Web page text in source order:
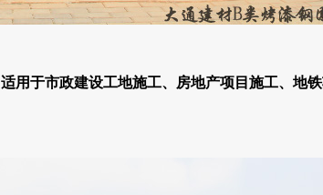
适用于市政建设工地施工、房地产项目施工、地